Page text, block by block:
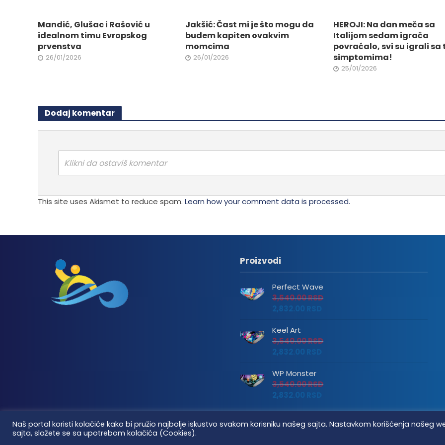
izabrane
na
stranici
proizvoda.
stranici
proizvoda.
Mandić, Glušac i Rašović u
idealnom timu Evropskog
prvenstva
26/01/2026
Jakšić: Čast mi je što mogu da
budem kapiten ovakvim
momcima
26/01/2026
HEROJI: Na dan meča sa
Italijom sedam igrača
povraćalo, svi su igrali sa
simptomima!
25/01/2026
Dodaj komentar
Klikni da ostaviš komentar
This site uses Akismet to reduce spam. Learn how your comment data is processed.
Proizvodi
Perfect Wave
3,540.00RSD
2,832.00
Keel Art
3,540.00RSD
2,832.00
WP Monster
3,540.00RSD
2,832.00
Vaterpolo vesti © 2026. Sva prava zadržana.
Naš portal koristi kolačiće kako bi pružio najbolje iskustvo svakom korisniku našeg sajta. Nastavkom korišćenja našeg
sajta, slažete se sa upotrebom kolačića (Cookies).